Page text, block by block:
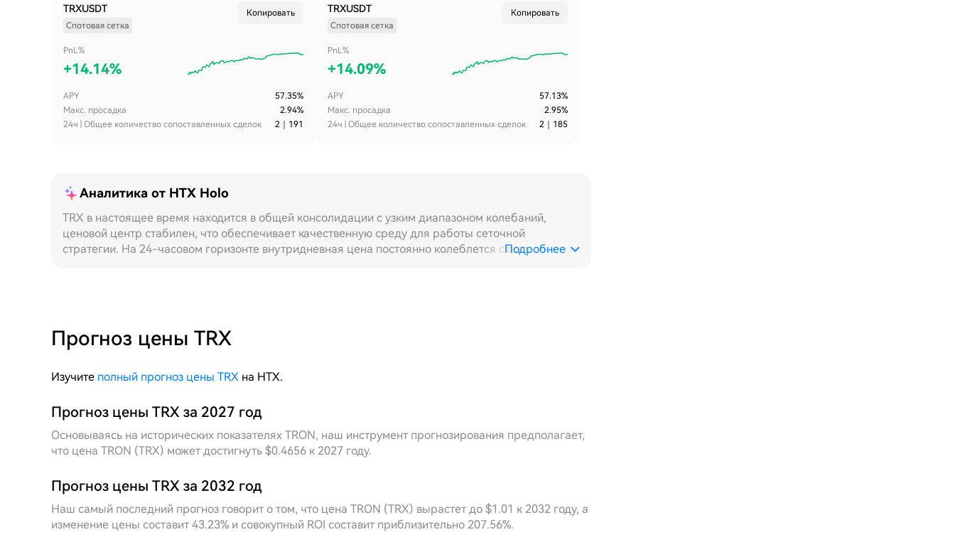
TRXUSDT
Спотовая сетка
Копировать
PnL%
+14.14%
APY
57.35%
Макс. просадка
2.94%
24ч | Общее количество сопоставленных сделок
2 191
TRXUSDT
Спотовая сетка
Копировать
PnL%
+14.09%
APY
57.13%
Макс. просадка
2.95%
24ч | Общее количество сопоставленных сделок
2 185
Аналитика от HTX Holo
TRX в настоящее время находится в общей консолидации с узким диапазоном колебаний,
ценовой центр стабилен, что обеспечивает качественную среду для работы сеточной
стратегии. На 24-часовом горизонте внутридневная цена постоянно колеблется с высокой
автоматически сужать шаг сетки, значительно повышает плотность сделок и дневную
совокупную доходность при одинаковом объеме средств — преимущества очевидны.
полных циклов роста и падения в ограниченном диапазоне, дневные свечи демонстрируют
увеличивались, а затем быстро возвращались к норме — ритм очень выражен. Динамическая
сетка в фазе расширения объемов автоматически расширяет шаг для фиксации более крупной
прибыли от колебаний, а в фазе сжатия объемов своевременно сужает шаг для поддержания
частоты срабатывания. Совокупная недельная доходность сетки значительно превышает
позитивными сигналами, такими как превышение совокупного числа транзакций в сети TRON
отметки в 15 миллиардов и продолжающееся увеличение запасов TRX эмитентами, торгуемыми
на NASDAQ, рыночный бычий настрой имеет устойчивую поддержку. Текущая сеточная
разметка в диапазоне консолидации демонстрирует высокую эффективность, а адаптивные
Подробнее
Прогноз цены TRX
Изучите полный прогноз цены TRX на HTX.
Прогноз цены TRX за 2027 год
Основываясь на исторических показателях TRON, наш инструмент прогнозирования предполагает,
что цена TRON (TRX) может достигнуть $0.4656 к 2027 году.
Прогноз цены TRX за 2032 год
Наш самый последний прогноз говорит о том, что цена TRON (TRX) вырастет до $1.01 к 2032 году, а
изменение цены составит 43.23% и совокупный ROI составит приблизительно 207.56%.